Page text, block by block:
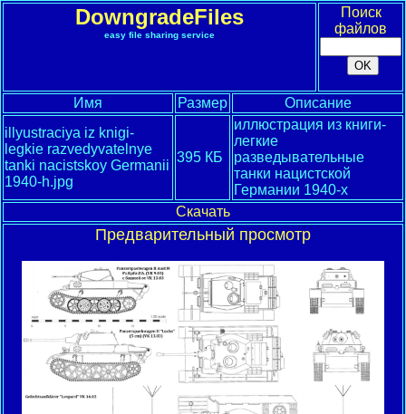
DowngradeFiles
easy file sharing service
Поиск
файлов
Имя Размер
Описание
illyustraciya iz knigi-
legkie razvedyvatelnye
tanki nacistskoy Germanii
1940-h.jpg
395 КБ
иллюстрация из книги-
легкие
разведывательные
танки нацистской
Германии 1940-х
Скачать
Предварительный просмотр